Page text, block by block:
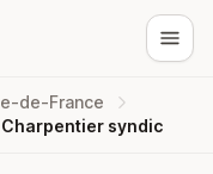
de-France
Charpentier syndic